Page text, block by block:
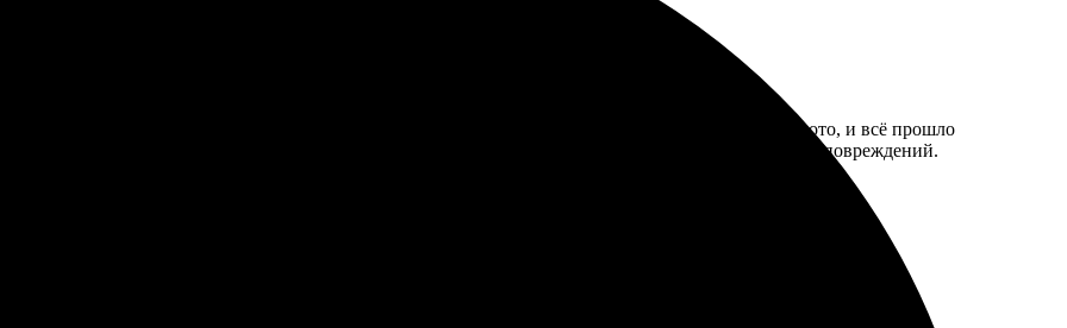
магнитные пазлы. Процесс заказа оказался простым и удобным. Выбрала дизайн, загрузила фото, и всё прошло
Пазлы пришли в отличном качестве, даже превзошли ожидания! Упаковка аккуратная, никаких повреждений.